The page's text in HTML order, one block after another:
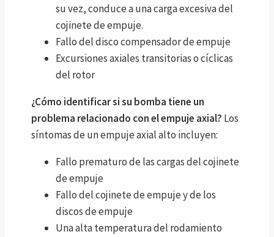
su vez, conduce a una carga excesiva del
cojinete de empuje.
Fallo del disco compensador de empuje
Excursiones axiales transitorias o cíclicas
del rotor
¿Cómo identificar si su bomba tiene un
problema relacionado con el empuje axial? Los
síntomas de un empuje axial alto incluyen:
Fallo prematuro de las cargas del cojinete
de empuje
Fallo del cojinete de empuje y de los
discos de empuje
Una alta temperatura del rodamiento